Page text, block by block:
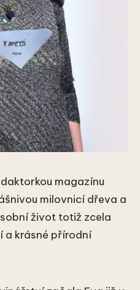
magazínu
milovnicí dřeva a
život totiž zcela
a krásné přírodní